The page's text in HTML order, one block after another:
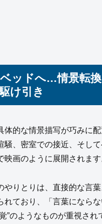
ッドへ…情景転
け引き
体的な情景描写が巧みに
騒、密室での接近、そし
映画のように展開されます
やりとりは、直接的な言
れており、「言葉になら
”のようなものが重視され